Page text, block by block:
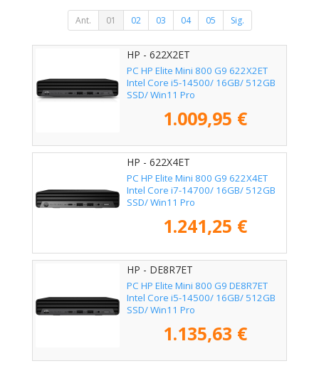
Ant. 01 02 03 04 05 Sig.
HP - 622X2ET
PC HP Elite Mini 800 G9 622X2ET
Intel Core i5-14500/ 16GB/ 512GB
SSD/ Win11 Pro
1.009,95 €
HP - 622X4ET
PC HP Elite Mini 800 G9 622X4ET
Intel Core i7-14700/ 16GB/ 512GB
SSD/ Win11 Pro
1.241,25 €
HP - DE8R7ET
PC HP Elite Mini 800 G9 DE8R7ET
Intel Core i5-14500/ 16GB/ 512GB
SSD/ Win11 Pro
1.135,63 €